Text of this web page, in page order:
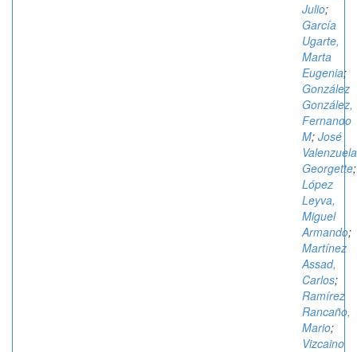
Julio;
García
Ugarte,
Marta
Eugenia;
González
González,
Fernando
M; José
Georgette;
López
Leyva,
Miguel
Armando;
Martínez
Assad,
Carlos;
Ramírez
Rancaño,
Mario;
Vizcaino